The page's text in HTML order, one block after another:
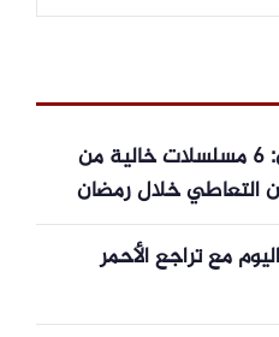
مرصد مكافحة الإدمان: 6 مسلسلات خالية من
خالية من التعاطي خلال رمضان
مع تراجع الأحمر